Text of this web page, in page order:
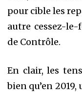
pour cible les
autre cessez-
de Contrôle.
En clair, les
bien qu’en